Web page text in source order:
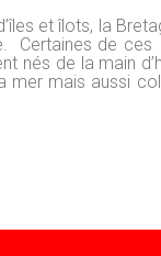
et îlots, la
Certaines de ces
nés de la main
mer mais aussi